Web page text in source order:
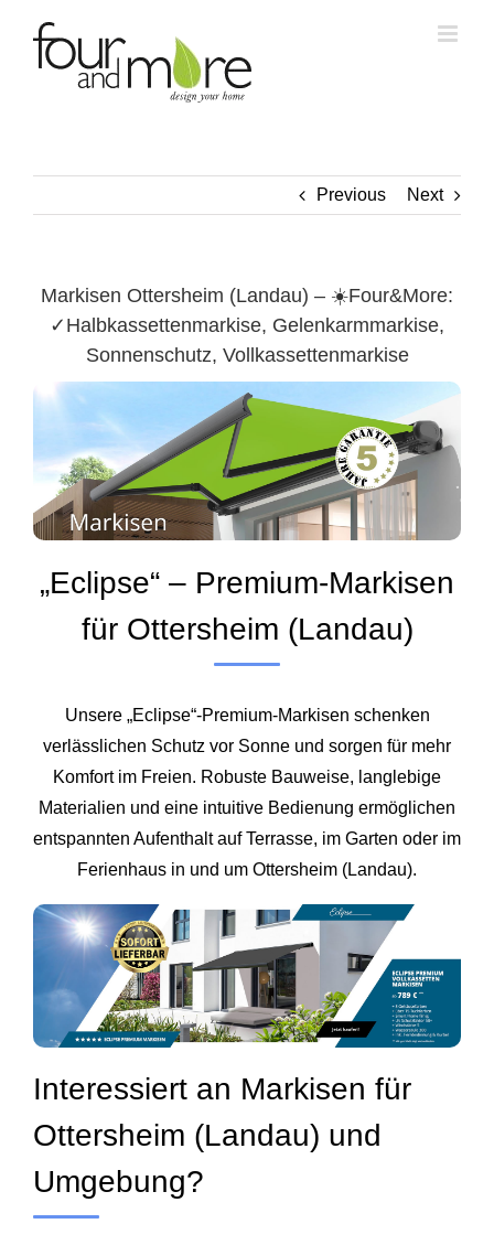
content
Previous Next
Markisen Ottersheim (Landau) – ☀️Four&More:
✓Halbkassettenmarkise, Gelenkarmmarkise,
Sonnenschutz, Vollkassettenmarkise
Ottersheim
„Eclipse“ – Premium-Markisen
für Ottersheim (Landau)
Unsere „Eclipse“-Premium-Markisen schenken
verlässlichen Schutz vor Sonne und sorgen für mehr
Komfort im Freien. Robuste Bauweise, langlebige
Materialien und eine intuitive Bedienung ermöglichen
entspannten Aufenthalt auf Terrasse, im Garten oder im
Ferienhaus in und um Ottersheim (Landau).
Interessiert an Markisen für
Ottersheim (Landau) und
Umgebung?